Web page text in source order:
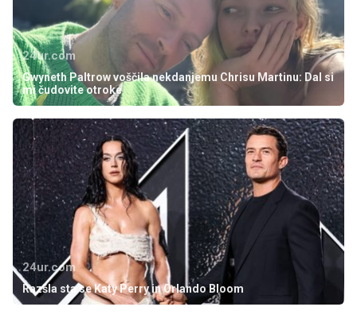
24ur.com
Gwyneth Paltrow voščila nekdanjemu Chrisu Martinu: Dal si
mi čudovite otroke
24ur.com
Razšla sta se Katy Perry in Orlando Bloom